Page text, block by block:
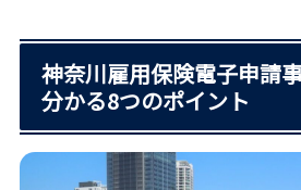
神奈川雇用保険電子申請
分かる8つのポイント